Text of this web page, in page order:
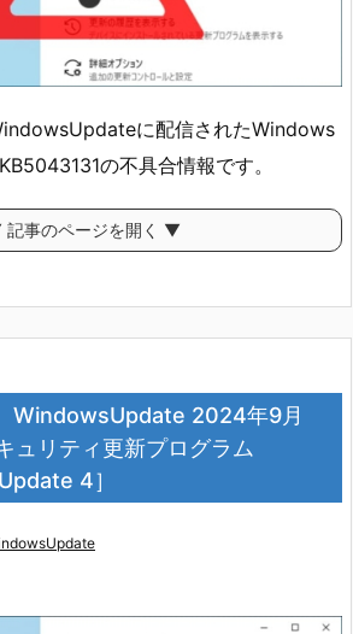
に配信されたWindows
の不具合情報です。
事のページを開く ▼
WindowsUpdate 2024年9月
ュリティ更新プログラム
4］